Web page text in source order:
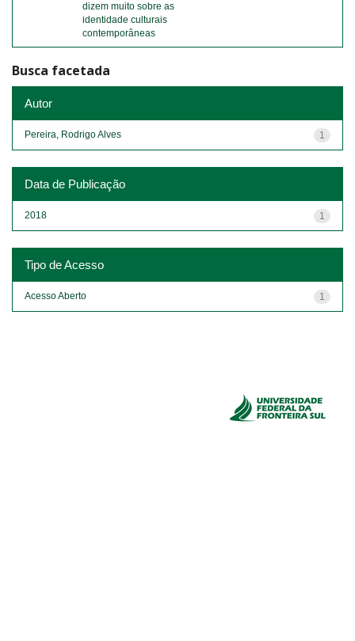
dizem muito sobre as
identidade culturais
contemporâneas
Busca facetada
Autor
1
Pereira, Rodrigo Alves
Data de Publicação
1
2018
Tipo de Acesso
1
Acesso Aberto